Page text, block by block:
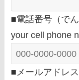
■電話番号（で
your cell phone
■メールアドレ